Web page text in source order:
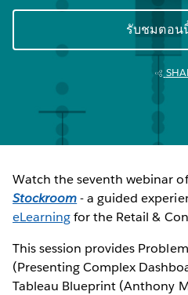
รับชมตอน
Watch the seventh webinar
Stockroom- a guided
eLearningfor the Retail &
This session provides
(Presenting Complex
Tableau Blueprint (Anthony